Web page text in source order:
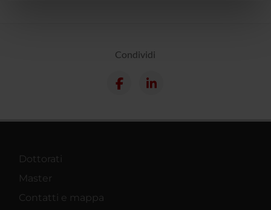
raccolto dal tuo utilizzo dei loro servizi.
Condividi
Dottorati
Master
Contatti e mappa